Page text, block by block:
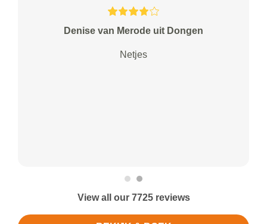
Denise van Merode uit Dongen
Netjes
View all our 7725 reviews